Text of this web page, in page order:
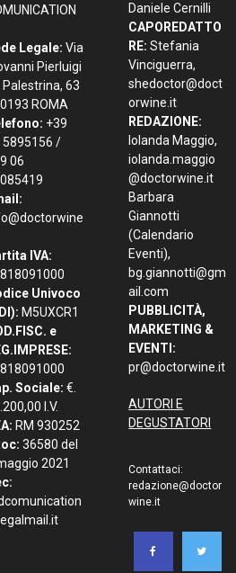
Legale: Via
Pierluigi
Palestrina, 63
ROMA
+39
5895156 /
06
IVA:
Univoco
M5UXCR1
e
Sociale: €.
I.V.
RM 930252
36580 del
2021
Daniele Cernilli
CAPOREDATTO
RE: Stefania
Vinciguerra,
shedoctor@doct
orwine.it
REDAZIONE:
Iolanda Maggio,
iolanda.maggio
@doctorwine.it
Barbara
Giannotti
(Calendario
Eventi),
bg.giannotti@gm
ail.com
PUBBLICITÀ,
MARKETING &
EVENTI:
pr@doctorwine.it
AUTORI E
DEGUSTATORI
Contattaci:
redazione@doctor
wine.it